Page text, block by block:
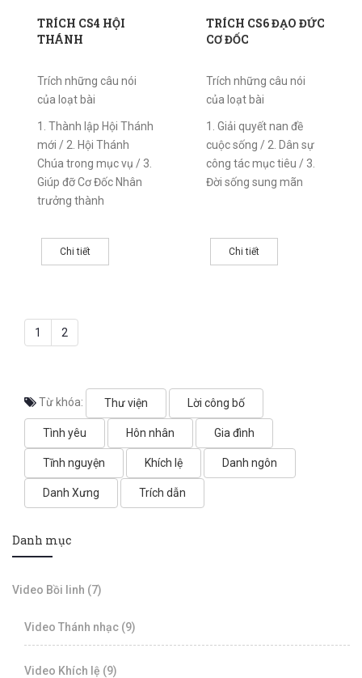
TRÍCH CS4 HỘI
THÁNH
Trích những câu nói
của loạt bài
1. Thành lập Hội Thánh
mới / 2. Hội Thánh
Chúa trong mục vụ / 3.
Giúp đỡ Cơ Đốc Nhân
trưởng thành
Chi tiết
TRÍCH CS6 ĐẠO ĐỨC
CƠ ĐỐC
Trích những câu nói
của loạt bài
1. Giải quyết nan đề
cuộc sống / 2. Dân sự
công tác mục tiêu / 3.
Đời sống sung mãn
Chi tiết
1 2
Từ khóa: Thư viện Lời công bố
Tình yêu Hôn nhân Gia đình
Tĩnh nguyện Khích lệ Danh ngôn
Danh Xưng Trích dẫn
Danh mục
Video Bồi linh (7)
Video Thánh nhạc (9)
Video Khích lệ (9)